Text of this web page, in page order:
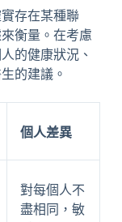
存在某種聯
衡量。在考慮
的健康狀況、
的建議。
個人差異
對每個人不
盡相同，敏